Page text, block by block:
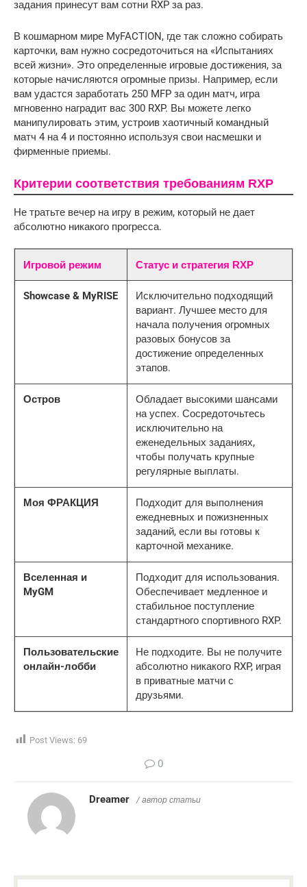
задания принесут вам сотни RXP за раз.
В кошмарном мире MyFACTION, где так сложно собирать
карточки, вам нужно сосредоточиться на «Испытаниях
всей жизни». Это определенные игровые достижения, за
которые начисляются огромные призы. Например, если
вам удастся заработать 250 MFP за один матч, игра
мгновенно наградит вас 300 RXP. Вы можете легко
манипулировать этим, устроив хаотичный командный
матч 4 на 4 и постоянно используя свои насмешки и
фирменные приемы.
Критерии соответствия требованиям RXP
Не тратьте вечер на игру в режим, который не дает
абсолютно никакого прогресса.
Игровой режим Статус и стратегия RXP
Showcase & MyRISE
Исключительно подходящий
вариант. Лучшее место для
начала получения огромных
разовых бонусов за
достижение определенных
этапов.
Остров
Обладает высокими шансами
на успех. Сосредоточьтесь
исключительно на
еженедельных заданиях,
чтобы получать крупные
регулярные выплаты.
Моя ФРАКЦИЯ
Подходит для выполнения
ежедневных и пожизненных
заданий, если вы готовы к
карточной механике.
Вселенная и
MyGM
Подходит для использования.
Обеспечивает медленное и
стабильное поступление
стандартного спортивного RXP.
Пользовательские
онлайн-лобби
Не подходите. Вы не получите
абсолютно никакого RXP, играя
в приватные матчи с
друзьями.
Post Views: 69
0
Dreamer / автор статьи